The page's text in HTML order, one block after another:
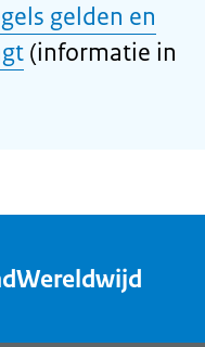
gelden en
(informatie in